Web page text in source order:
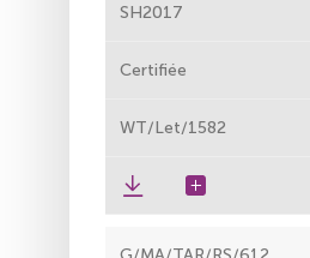
SH2017
Certifiée
WT/Let/1582